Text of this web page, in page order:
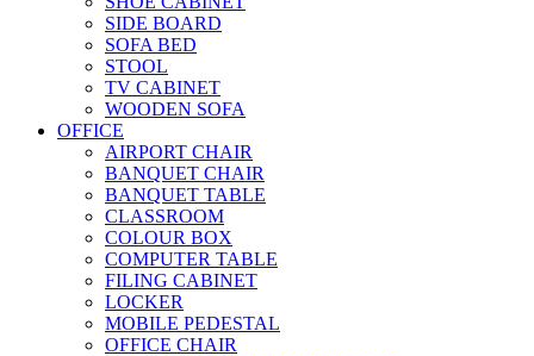
SIDE BOARD
SOFA BED
STOOL
TV CABINET
WOODEN SOFA
OFFICE
AIRPORT CHAIR
BANQUET CHAIR
BANQUET TABLE
CLASSROOM
COLOUR BOX
COMPUTER TABLE
FILING CABINET
LOCKER
MOBILE PEDESTAL
OFFICE CHAIR